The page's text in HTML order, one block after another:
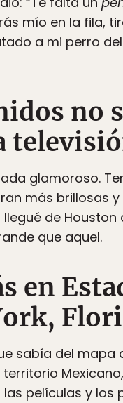
mío en la fila,
a mi perro
no
glamoroso.
más brillosas
de Houston
que aquel.
en
sabía del mapa
las películas y